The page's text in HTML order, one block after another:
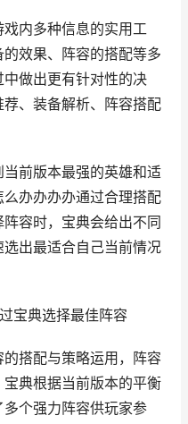
内多种信息的实用工
效果、阵容的搭配等多
做出更有针对性的决
、装备解析、阵容搭配
前版本最强的英雄和适
办办办办通过合理搭配
容时，宝典会给出不同
出最适合自己当前情况
宝典选择最佳阵容
搭配与策略运用，阵容
典根据当前版本的平衡
个强力阵容供玩家参